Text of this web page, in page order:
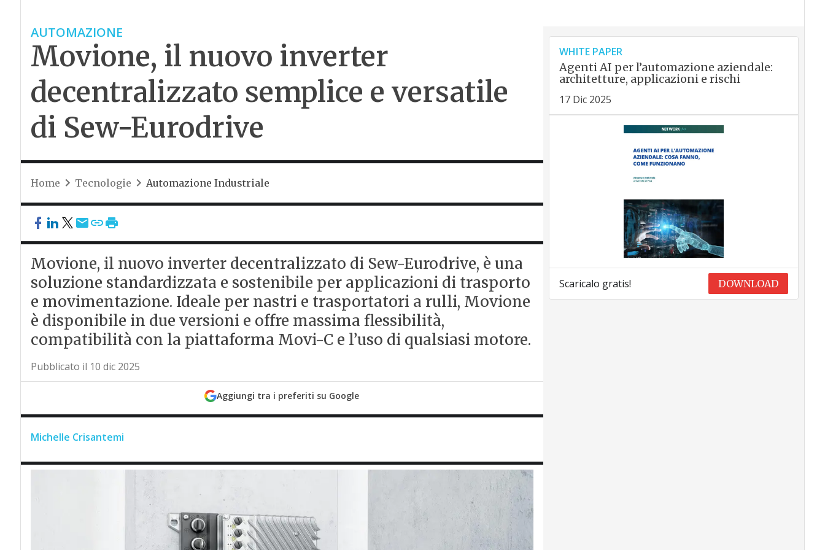
AUTOMAZIONE
Movione, il nuovo inverter
decentralizzato semplice e versatile
di Sew-Eurodrive
Home Tecnologie Automazione Industriale
Movione, il nuovo inverter decentralizzato di Sew-Eurodrive, è una
soluzione standardizzata e sostenibile per applicazioni di trasporto
e movimentazione. Ideale per nastri e trasportatori a rulli, Movione
è disponibile in due versioni e offre massima flessibilità,
compatibilità con la piattaforma Movi-C e l’uso di qualsiasi motore.
Pubblicato il 10 dic 2025
Aggiungi tra i preferiti su Google
Michelle Crisantemi
WHITE PAPER
Agenti AI per l’automazione aziendale:
architetture, applicazioni e rischi
17 Dic 2025
Scaricalo gratis! DOWNLOAD